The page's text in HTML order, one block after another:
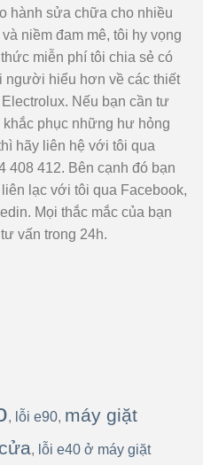
hành sửa chữa cho nhiều
niềm đam mê, tôi hy vọng
miễn phí tôi chia sẻ có
người hiểu hơn về các thiết
Nếu bạn cần tư
phục những hư hỏng
hãy liên hệ với tôi qua
408 412. Bên cạnh đó bạn
lạc với tôi qua Facebook,
Mọi thắc mắc của bạn
vấn trong 24h.
, lỗi e90, máy giặt
, lỗi e40 ở máy giặt